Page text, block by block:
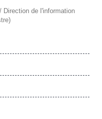
de l'information